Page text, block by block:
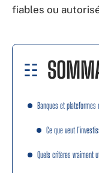
fiables ou
Banques et
Ce que veut
Quels critères vraiment